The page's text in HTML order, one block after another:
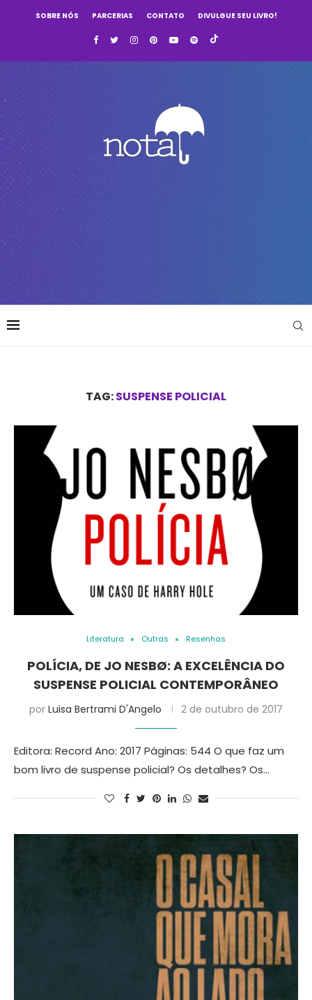
SOBRE NÓS PARCERIAS CONTATO DIVULGUE SEU LIVRO!
TAG:SUSPENSE POLICIAL
Literatura Outras Resenhas
POLÍCIA, DE JO NESBØ: A EXCELÊNCIA DO
SUSPENSE POLICIAL CONTEMPORÂNEO
por Luisa Bertrami D'Angelo 2 de outubro de 2017
Editora: Record Ano: 2017 Páginas: 544 O que faz um
bom livro de suspense policial? Os detalhes? Os…